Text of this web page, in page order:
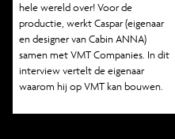
hele wereld over! Voor de
productie, werkt Caspar (eigenaar
en designer vanCabin ANNA)
samen met VMT Companies. In dit
interview vertelt de eigenaar
waarom hij op VMT kan bouwen.